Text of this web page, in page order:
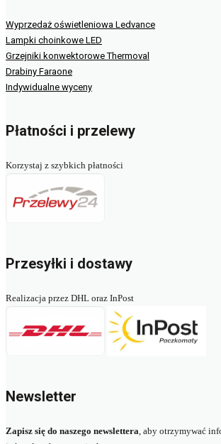
Wyprzedaż oświetleniowa Ledvance
Lampki choinkowe LED
Grzejniki konwektorowe Thermoval
Drabiny Faraone
Indywidualne wyceny
Płatności i przelewy
Korzystaj z szybkich płatności
Przesyłki i dostawy
Realizacja przez DHL oraz InPost
Newsletter
Zapisz się do naszego newslettera, aby otrzymywać